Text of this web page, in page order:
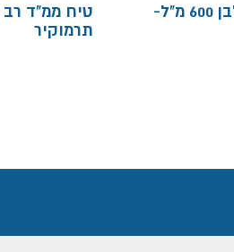
סיקה הייפלקס 305 לבן 600 מ"ל-
תרמוקיר